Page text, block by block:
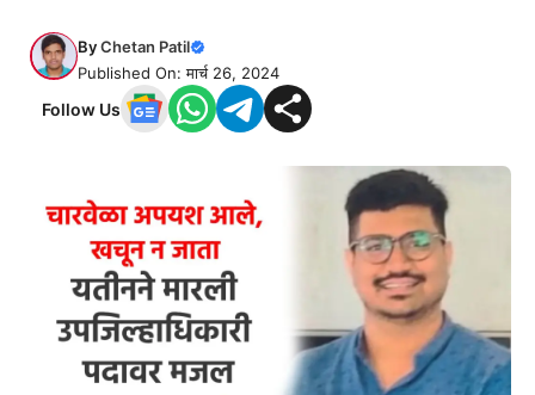
ByChetan Patil
Published On: मार्च 26, 2024
Follow Us